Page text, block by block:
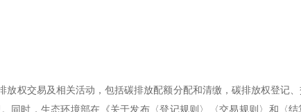
放权交易及相关活动，包括碳排放配额分配和清缴，碳排放权登记
同时，生态环境部在《关于发布〈登记规则〉〈交易规则〉和〈